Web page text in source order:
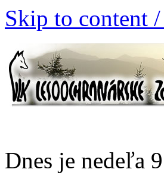
Skip to content
Dnes je nedeľa